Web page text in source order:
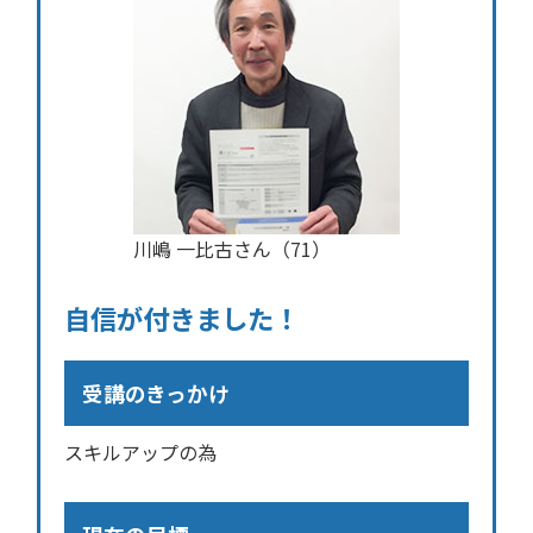
川嶋 一比古さん（71）
自信が付きました！
受講のきっかけ
スキルアップの為